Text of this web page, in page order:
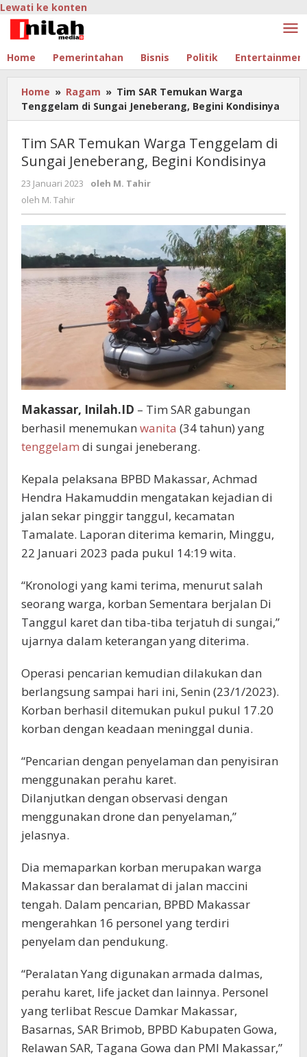
Lewati ke konten
Home Pemerintahan Bisnis Politik
Home » Ragam » Tim SAR Temukan Warga
Tenggelam di Sungai Jeneberang, Begini Kondisinya
Tim SAR Temukan Warga Tenggelam di
Sungai Jeneberang, Begini Kondisinya
23 Januari 2023 oleh M. Tahir
oleh M. Tahir
Makassar, Inilah.ID – Tim SAR gabungan
berhasil menemukan wanita (34 tahun) yang
tenggelam di sungai jeneberang.
Kepala pelaksana BPBD Makassar, Achmad
Hendra Hakamuddin mengatakan kejadian di
jalan sekar pinggir tanggul, kecamatan
Tamalate. Laporan diterima kemarin, Minggu,
22 Januari 2023 pada pukul 14:19 wita.
“Kronologi yang kami terima, menurut salah
seorang warga, korban Sementara berjalan Di
Tanggul karet dan tiba-tiba terjatuh di sungai,”
ujarnya dalam keterangan yang diterima.
Operasi pencarian kemudian dilakukan dan
berlangsung sampai hari ini, Senin (23/1/2023).
Korban berhasil ditemukan pukul pukul 17.20
korban dengan keadaan meninggal dunia.
“Pencarian dengan penyelaman dan penyisiran
menggunakan perahu karet.
Dilanjutkan dengan observasi dengan
menggunakan drone dan penyelaman,”
jelasnya.
Dia memaparkan korban merupakan warga
Makassar dan beralamat di jalan maccini
tengah. Dalam pencarian, BPBD Makassar
mengerahkan 16 personel yang terdiri
penyelam dan pendukung.
“Peralatan Yang digunakan armada dalmas,
perahu karet, life jacket dan lainnya. Personel
yang terlibat Rescue Damkar Makassar,
Basarnas, SAR Brimob, BPBD Kabupaten Gowa,
Relawan SAR, Tagana Gowa dan PMI Makassar,”